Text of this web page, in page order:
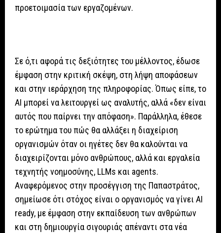
προετοιμασία των εργαζομένων.
Σε ό,τι αφορά τις δεξιότητες του μέλλοντος, έδωσε
έμφαση στην κριτική σκέψη, στη λήψη αποφάσεων
και στην ιεράρχηση της πληροφορίας. Όπως είπε, το
AI μπορεί να λειτουργεί ως αναλυτής, αλλά «δεν είναι
αυτός που παίρνει την απόφαση». Παράλληλα, έθεσε
το ερώτημα του πώς θα αλλάξει η διαχείριση
οργανισμών όταν οι ηγέτες δεν θα καλούνται να
διαχειρίζονται μόνο ανθρώπους, αλλά και εργαλεία
τεχνητής νοημοσύνης, LLMs και agents.
Αναφερόμενος στην προσέγγιση της Παπαστράτος,
σημείωσε ότι στόχος είναι ο οργανισμός να γίνει AI
ready, με έμφαση στην εκπαίδευση των ανθρώπων
και στη δημιουργία σιγουριάς απέναντι στα νέα